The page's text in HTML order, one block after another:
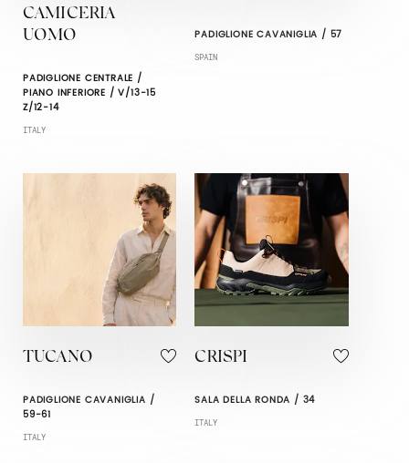
CAMICERIA
UOMO
PADIGLIONE CENTRALE /
PIANO INFERIORE / V/13-15
Z/12-14
ITALY
PADIGLIONE CAVANIGLIA / 57
SPAIN
TUCANO
PADIGLIONE CAVANIGLIA /
59-61
ITALY
CRISPI
SALA DELLA RONDA / 34
ITALY